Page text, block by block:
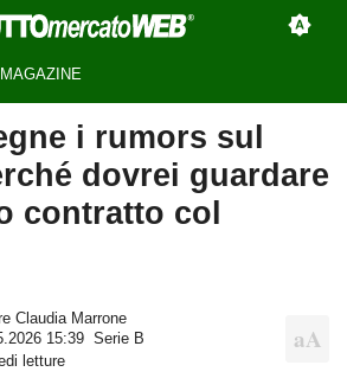
MAGAZINE
i rumors sul
dovrei guardare
contratto col
Claudia Marrone
15:39
Serie B
letture